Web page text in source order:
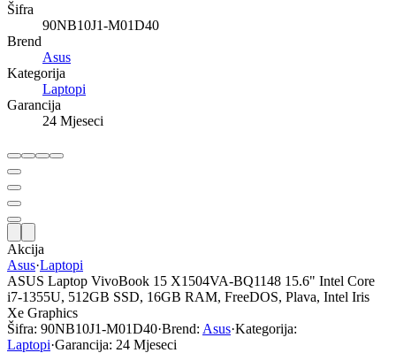
Šifra
90NB10J1-M01D40
Brend
Asus
Kategorija
Laptopi
Garancija
24 Mjeseci
Akcija
Asus·Laptopi
ASUS Laptop VivoBook 15 X1504VA-BQ1148 15.6" Intel Core
i7-1355U, 512GB SSD, 16GB RAM, FreeDOS, Plava, Intel Iris
Xe Graphics
Šifra: 90NB10J1-M01D40·Brend: Asus·Kategorija:
Laptopi·Garancija: 24 Mjeseci